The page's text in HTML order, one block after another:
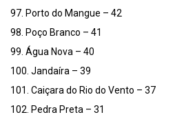
97. Porto do Mangue – 42
98. Poço Branco – 41
99. Água Nova – 40
100. Jandaíra – 39
101. Caiçara do Rio do Vento – 37
102. Pedra Preta – 31